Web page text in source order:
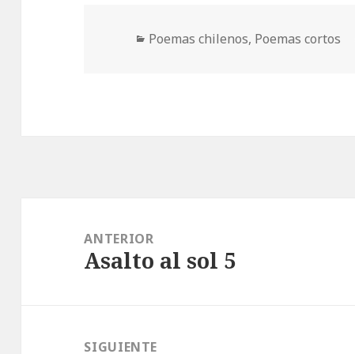
Categorías
Poemas chilenos, Poemas cortos
entradas
ANTERIOR
Entrada
Asalto al sol 5
SIGUIENTE